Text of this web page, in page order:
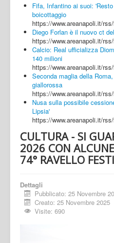
Fifa, Infantino ai suoi:
boicottaggio
https://www.areanapoli.it/
Diego Forlan è il nuovo ct
https://www.areanapoli.it/
Calcio: Real ufficializza
140 milioni
https://www.areanapoli.it/
Seconda maglia della
giallorossa
https://www.areanapoli.it/
Nusa sulla possibile
Lipsia'
https://www.areanapoli.it/
CULTURA - SI
2026 CON
74° RAVELLO
Dettagli
Pubblicato: 25 Novembre
Creato: 25 Novembre 2025
Visite: 690